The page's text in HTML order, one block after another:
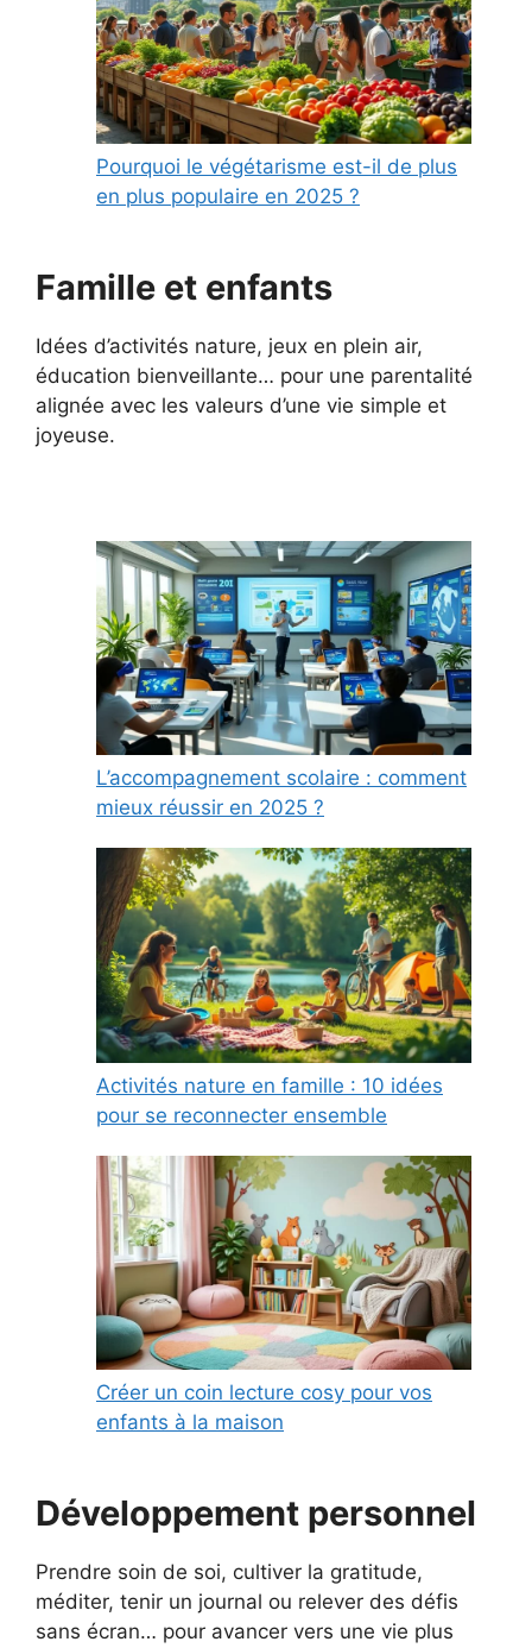
Pourquoi le végétarisme est-il de plus
en plus populaire en 2025 ?
Famille et enfants
Idées d’activités nature, jeux en plein air,
éducation bienveillante… pour une parentalité
alignée avec les valeurs d’une vie simple et
joyeuse.
L’accompagnement scolaire : comment
mieux réussir en 2025 ?
Activités nature en famille : 10 idées
pour se reconnecter ensemble
Créer un coin lecture cosy pour vos
enfants à la maison
Développement personnel
Prendre soin de soi, cultiver la gratitude,
méditer, tenir un journal ou relever des défis
sans écran… pour avancer vers une vie plus